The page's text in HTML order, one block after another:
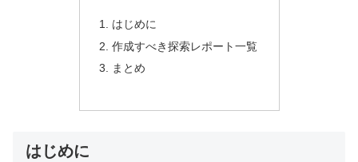
はじめに
作成すべき探索レポート一覧
まとめ
はじめに